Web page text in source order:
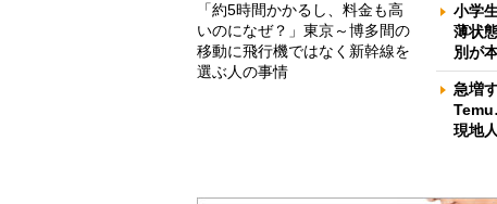
「約5時間かかるし、料金も高
いのになぜ？」東京～博多間の
移動に飛行機ではなく新幹線を
選ぶ人の事情
小学
薄状
別が
急増
現地